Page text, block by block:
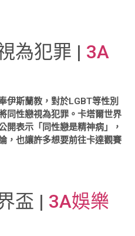
為犯罪 | 3A
伊斯蘭教，對於LGBT等性別
同性戀視為犯罪。卡塔爾世界
開表示「同性戀是精神病」，
，也讓許多想要前往卡達觀賽
盃 | 3A娛樂